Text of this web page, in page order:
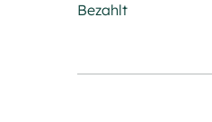
Bezahlt